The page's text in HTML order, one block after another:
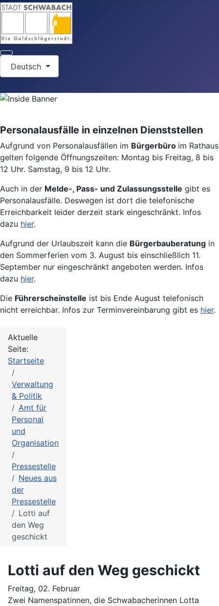
Deutsch
Personalausfälle in einzelnen Dienststellen
Aufgrund von Personalausfällen im Bürgerbüro im Rathaus
gelten folgende Öffnungszeiten: Montag bis Freitag, 8 bis
12 Uhr. Samstag, 9 bis 12 Uhr.
Auch in der Melde-, Pass- und Zulassungsstelle gibt es
Personalausfälle. Deswegen ist dort die telefonische
Erreichbarkeit leider derzeit stark eingeschränkt. Infos
dazu hier.
Aufgrund der Urlaubszeit kann die Bürgerbauberatung in
den Sommerferien vom 3. August bis einschließlich 11.
September nur eingeschränkt angeboten werden. Infos
dazu hier.
Die Führerscheinstelle ist bis Ende August telefonisch
nicht erreichbar. Infos zur Terminvereinbarung gibt es hier.
Aktuelle
Seite:
Startseite
Verwaltung
& Politik
Amt für
Personal
und
Organisation
Pressestelle
Neues aus
der
Pressestelle
Lotti auf
den Weg
geschickt
Lotti auf den Weg geschickt
Freitag, 02. Februar
Zwei Namenspatinnen, die Schwabacherinnen Lotta